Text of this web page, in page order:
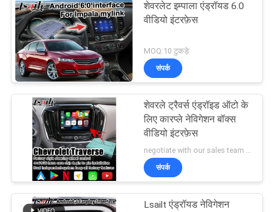
शेवरलेट इम्पाला एंड्रॉयड 6.0
वीडियो इंटरफ़ेस
MOQ:10 टुकड़े
संपर्क
शेवरले ट्रैवर्स एंड्रॉइड ऑटो के
लिए कारप्ले नेविगेशन बॉक्स
वीडियो इंटरफ़ेस
संपर्क
Lsailt एंड्रॉयड नेविगेशन